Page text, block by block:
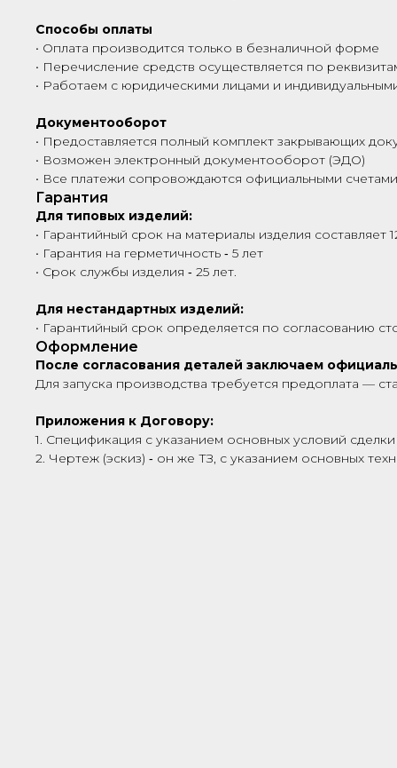
Способы оплаты
• Оплата производится только в безналичной форме
• Перечисление средств осуществляется по
• Работаем с юридическими лицами и
Документооборот
• Предоставляется полный комплект закрывающих
• Возможен электронный документооборот (ЭДО)
• Все платежи сопровождаются официальными
Гарантия
Для типовых изделий:
• Гарантийный срок на материалы изделия составляет
• Гарантия на герметичность ‑ 5 лет
• Срок службы изделия ‑ 25 лет.
Для нестандартных изделий:
• Гарантийный срок определяется по согласованию
Оформление
После согласования деталей заключаем
Для запуска производства требуется предоплата —
Приложения к Договору:
1. Спецификация с указанием основных условий
2. Чертеж (эскиз) ‑ он же ТЗ, с указанием основных